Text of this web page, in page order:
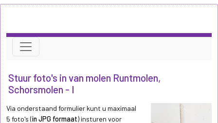
Stuur foto's in van molen Runtmolen,
Schorsmolen - I
Via onderstaand formulier kunt u maximaal
5 foto's (in JPG formaat) insturen voor